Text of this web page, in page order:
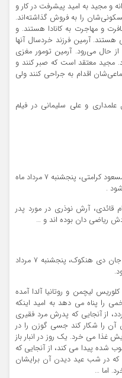
و مجید به امید پیشرفت در کار و
را به فروش گذاشته‌اند.
و مهاجرت به کانادا هستند. و
آرمین فرزند خردسال آنها
حال می‌رود. آرمین تومور مغزی
معتقد است که صبر کنند و
اقدام به جراحی کنند ولی
علمداری و علی سلیمانی در فیلم
فیلم تلویزیونی «فقط بیست» به کارگردانی مسعود کرامتی، پنجشنبه 7 مرداد ماه
قائدی، آرش نوذری در مورد پدر
ریاضی دان بوده اند و …
فیلم سینمایی «گوزن شمالی» به کارگردانی جان دی هنکوک، پنجشنبه 7 مرداد
لیچمن و روتانیا آلدا آمده
را پناه می دهد به امید اینکه
از آنجایی که پدرش مرد فقیری
را شکار کند جسی گوزن را در
غذا می خرد. یک روز در انبار باز
شده پیدا می کند، از آنجایی که
در شب عید دیدن آن برایشان
اما …